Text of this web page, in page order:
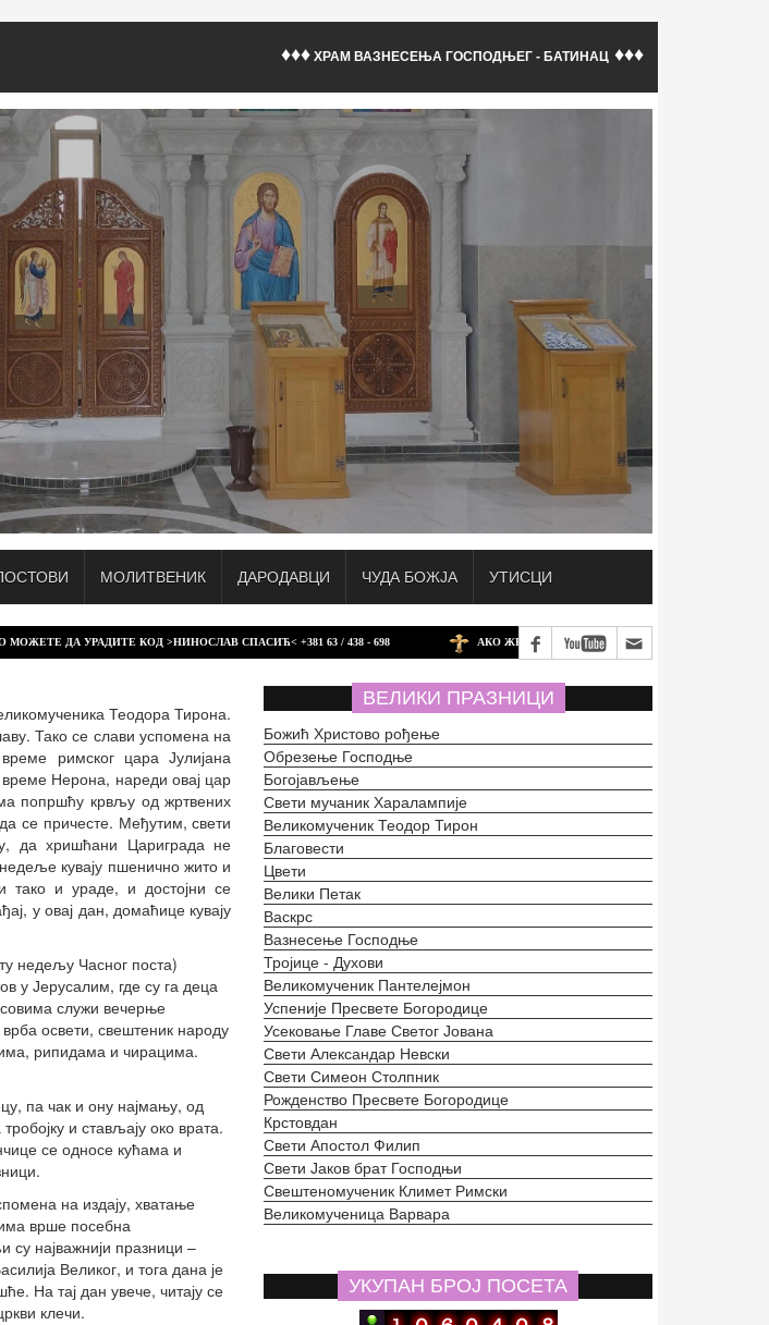
♦♦♦ ХРАМ ВАЗНЕСЕЊА ГОСПОДЊЕГ - БАТИНАЦ ♦♦♦
МОЛИТВЕНИК ДАРОДАВЦИ ЧУДА БОЖЈА УТИСЦИ
УРАДИТЕ КОД >НИНОСЛАВ СПАСИЋ< +381 63 / 438 - 698 АКО ЖЕЛИТЕ ДА ДОНИРАТЕ ЗА БАТИНАЧКИ ХРАМ У
Теодора Тирона.
Тако се слави успомена на
римског цара Јулијана
Нерона, нареди овај цар
попршћу крвљу од жртвених
се причесте. Међутим, свети
да хришћани Цариграда не
кувају пшенично жито и
и ураде, и достојни се
у овај дан, домаћице кувају
недељу Часног поста)
у Јерусалим, где су га деца
служи вечерње
освети, свештеник народу
рипидама и чирацима.
па чак и ону најмању, од
и стављају око врата.
се односе кућама и
на издају, хватање
врше посебна
најважнији празници –
Великог, и тога дана је
На тај дан увече, читају се
клечи.
ВЕЛИКИ ПРАЗНИЦИ
Божић Христово рођење
Обрезење Господње
Богојављење
Свети мучаник Харалампије
Великомученик Теодор Тирон
Благовести
Цвети
Велики Петак
Васкрс
Вазнесење Господње
Тројице - Духови
Великомученик Пантелејмон
Успеније Пресвете Богородице
Усековање Главе Светог Јована
Свети Александар Невски
Свети Симеон Столпник
Рожденство Пресвете Богородице
Крстовдан
Свети Апостол Филип
Свети Јаков брат Господњи
Свештеномученик Климет Римски
Великомученица Варвара
УКУПАН БРОЈ ПОСЕТА